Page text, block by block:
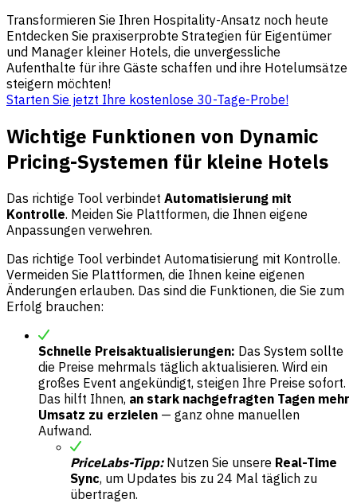
Transformieren Sie Ihren Hospitality-Ansatz noch heute
Entdecken Sie praxiserprobte Strategien für Eigentümer
und Manager kleiner Hotels, die unvergessliche
Aufenthalte für ihre Gäste schaffen und ihre Hotelumsätze
steigern möchten!
Starten Sie jetzt Ihre kostenlose 30-Tage-Probe!
Wichtige Funktionen von Dynamic
Pricing-Systemen für kleine Hotels
Das richtige Tool verbindet Automatisierung mit
Kontrolle. Meiden Sie Plattformen, die Ihnen eigene
Anpassungen verwehren.
Das richtige Tool verbindet Automatisierung mit Kontrolle.
Vermeiden Sie Plattformen, die Ihnen keine eigenen
Änderungen erlauben. Das sind die Funktionen, die Sie zum
Erfolg brauchen:
Schnelle Preisaktualisierungen: Das System sollte
die Preise mehrmals täglich aktualisieren. Wird ein
großes Event angekündigt, steigen Ihre Preise sofort.
Das hilft Ihnen, an stark nachgefragten Tagen mehr
Umsatz zu erzielen — ganz ohne manuellen
Aufwand.
PriceLabs-Tipp: Nutzen Sie unsere Real-Time
Sync, um Updates bis zu 24 Mal täglich zu
übertragen.